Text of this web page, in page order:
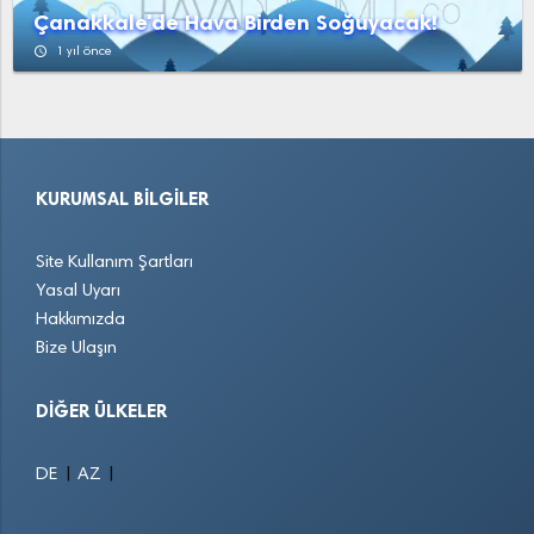
Çanakkale'de Hava Birden Soğuyacak!
access_time 1 yıl önce
KURUMSAL BILGILER
Site Kullanım Şartları
Yasal Uyarı
Hakkımızda
Bize Ulaşın
DIĞER ÜLKELER
DE AZ